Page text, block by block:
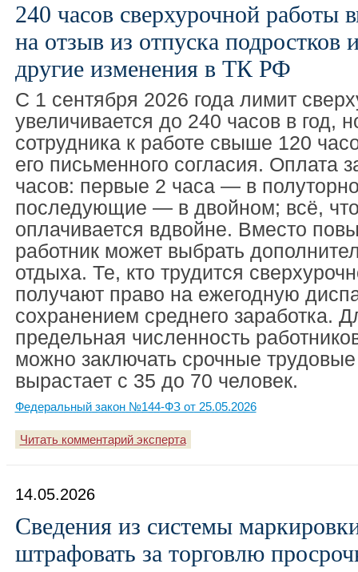
240 часов сверхурочной работы
на отзыв из отпуска подростков
другие изменения в ТК РФ
С 1 сентября 2026 года лимит
увеличивается до 240 часов в год,
сотрудника к работе свыше 120
его письменного согласия. Оплата
часов: первые 2 часа — в
последующие — в двойном; всё,
оплачивается вдвойне. Вместо
работник может выбрать
отдыха. Те, кто трудится
получают право на ежегодную
сохранением среднего заработка.
предельная численность
можно заключать срочные
вырастает с 35 до 70 человек.
Федеральный закон №144-ФЗ от 25.05.2026
Читать комментарий эксперта
14.05.2026
Сведения из системы
штрафовать за торговлю